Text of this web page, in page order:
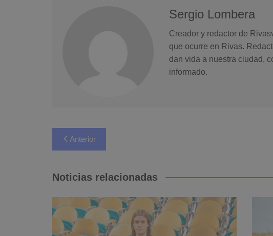
Sergio Lombera
Creador y redactor de
que ocurre en Rivas.
dan vida a nuestra ciudad,
informado.
Navegación
de
entradas
Anterior
Noticias relacionadas